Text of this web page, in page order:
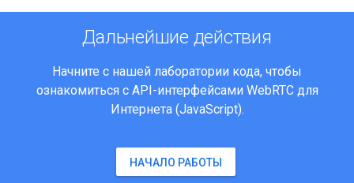
Дальнейшие действия
Начните с нашей лаборатории кода, чтобы
ознакомиться с API-интерфейсами WebRTC для
Интернета (JavaScript).
НАЧАЛО РАБОТЫ